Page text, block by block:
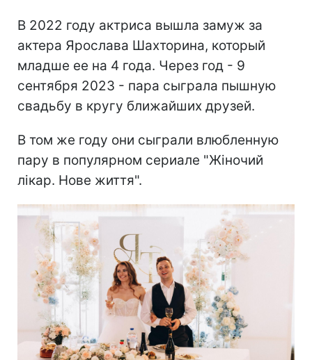
В 2022 году актриса вышла замуж за
актера Ярослава Шахторина, который
младше ее на 4 года. Через год - 9
сентября 2023 - пара сыграла пышную
свадьбу в кругу ближайших друзей.
В том же году они сыграли влюбленную
пару в популярном сериале "Жіночий
лікар. Нове життя".